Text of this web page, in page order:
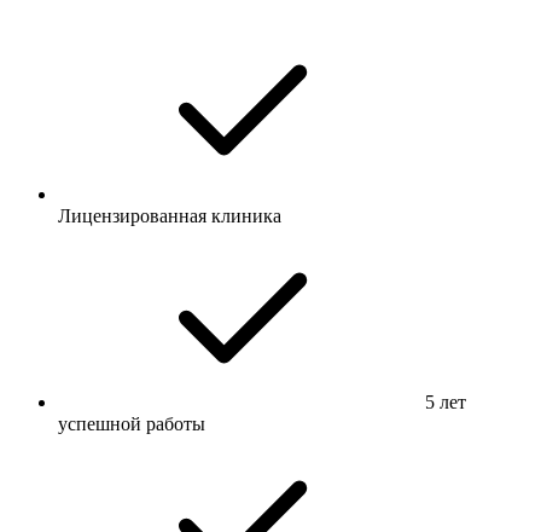
Лицензированная клиника
5 лет
успешной работы